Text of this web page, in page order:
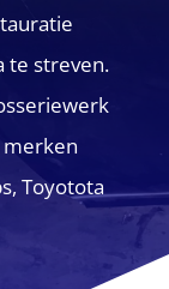
te streven.
merken
Toyotota